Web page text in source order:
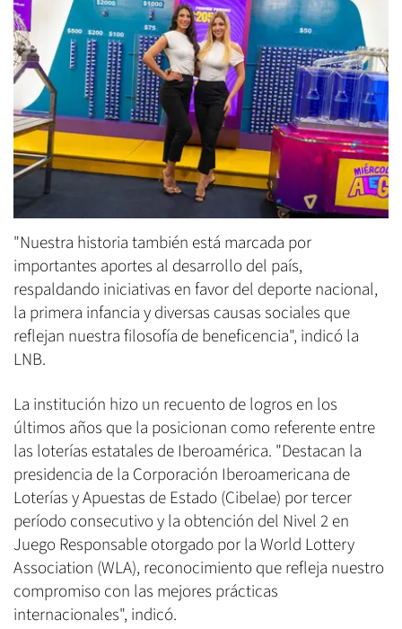
"Nuestra historia también está marcada por
importantes aportes al desarrollo del país,
respaldando iniciativas en favor del deporte nacional,
la primera infancia y diversas causas sociales que
reflejan nuestra filosofía de beneficencia", indicó la
LNB.
La institución hizo un recuento de logros en los
últimos años que la posicionan como referente entre
las loterías estatales de Iberoamérica. "Destacan la
presidencia de la Corporación Iberoamericana de
Loterías y Apuestas de Estado (Cibelae) por tercer
período consecutivo y la obtención del Nivel 2 en
Juego Responsable otorgado por la World Lottery
Association (WLA), reconocimiento que refleja nuestro
compromiso con las mejores prácticas
internacionales", indicó.